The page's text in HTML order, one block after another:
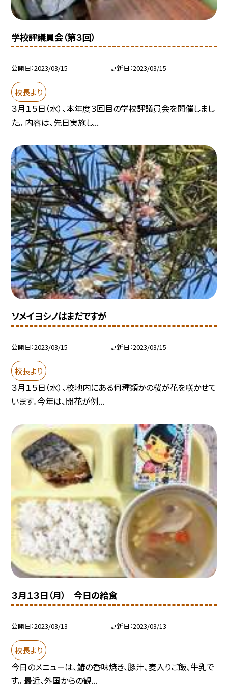
学校評議員会（第３回）
公開日 2023/03/15 更新日 2023/03/15
校長より
３月１５日（水）、本年度３回目の学校評議員会を開催しまし
た。 内容は、先日実施し...
ソメイヨシノはまだですが
公開日 2023/03/15 更新日 2023/03/15
校長より
３月１５日（水）、校地内にある何種類かの桜が花を咲かせて
います。今年は、開花が例...
３月１３日（月） 今日の給食
公開日 2023/03/13 更新日 2023/03/13
校長より
今日のメニューは、鰆の香味焼き、豚汁、麦入りご飯、牛乳で
す。 最近、外国からの観...